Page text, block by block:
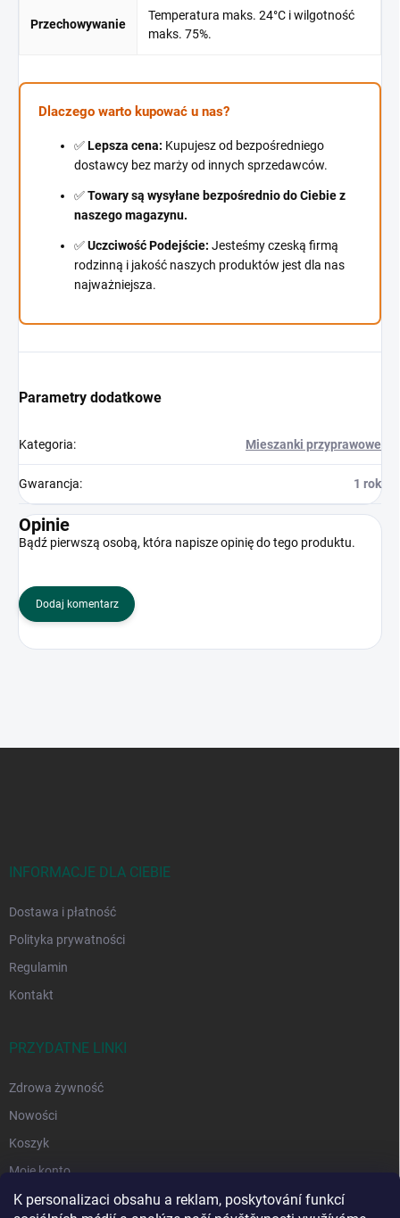
K personalizaci obsahu a reklam, poskytování funkcí
Przechowywanie
Temperatura maks. 24°C i wilgotność
maks. 75%.
Dlaczego warto kupować u nas?
✅Lepsza cena: Kupujesz od bezpośredniego
dostawcy bez marży od innych sprzedawców.
✅Towary są wysyłane bezpośrednio do Ciebie z
naszego magazynu.
✅Uczciwość Podejście: Jesteśmy czeską firmą
rodzinną i jakość naszych produktów jest dla nas
najważniejsza.
Parametry dodatkowe
Kategoria: Mieszanki przyprawowe
Gwarancja: 1 rok
Opinie
Bądź pierwszą osobą, która napisze opinię do tego produktu.
Dodaj komentarz
INFORMACJE DLA CIEBIE
Dostawa i płatność
Polityka prywatności
Regulamin
Kontakt
PRZYDATNE LINKI
Zdrowa żywność
Nowości
Koszyk
Moje konto